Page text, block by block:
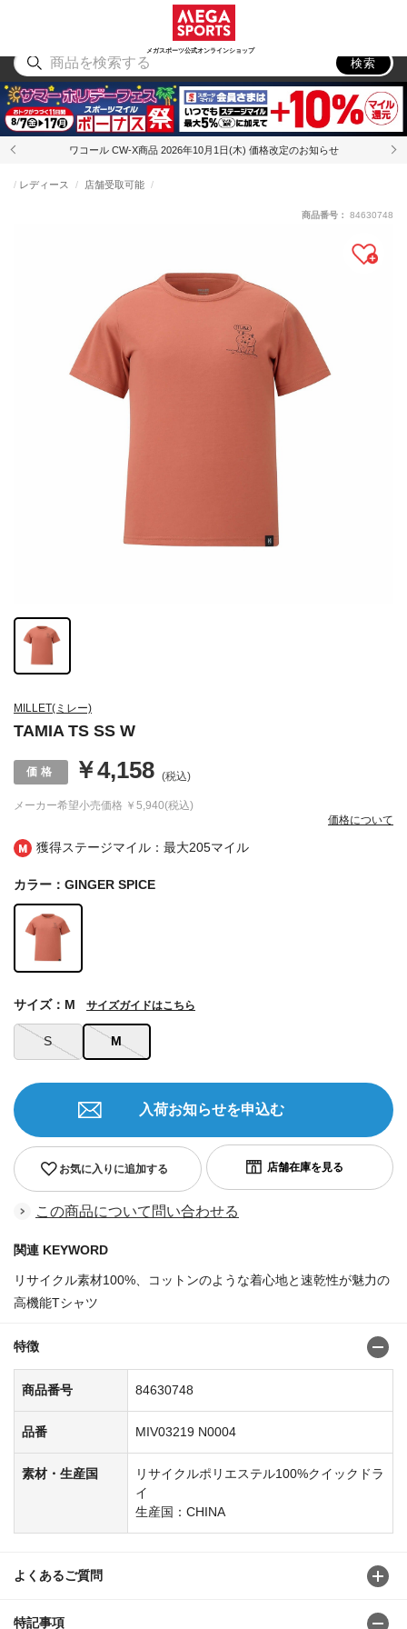
メガスポーツ公式オンラインショップ
アウトドア
検索
ワコール CW-X商品 2026年10月1日(木) 価格改定のお知らせ
獲得ステージマイル：最大205マイル
MILLET(ミレー)
TAMIA TS SS W
レディース 店舗受取可能
メーカー希望小売価格 ￥5,940(税込)
￥4,158 (税込)
価格について
商品番号： 84630748
カラー：GINGER SPICE
S M
サイズ：M サイズガイドはこちら
お気に入りに追加する
入荷お知らせを申込む
この商品について問い合わせる
関連 KEYWORD
リサイクル素材100%、コットンのような着心地と速乾性が魅力の
高機能Tシャツ
特徴
商品番号 84630748
品番 MIV03219 N0004
素材・生産国
リサイクルポリエステル100%クイックドラ
イ
生産国：CHINA
よくあるご質問
特記事項